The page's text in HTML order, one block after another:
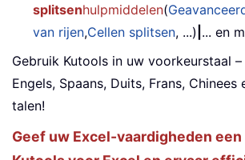
splitsenhulpmiddelen(
van rijen,Cellen splitsen, ...) ... en
Gebruik Kutools in uw voorkeurstaal
Engels, Spaans, Duits, Frans,
talen!
Geef uw Excel-vaardigheden